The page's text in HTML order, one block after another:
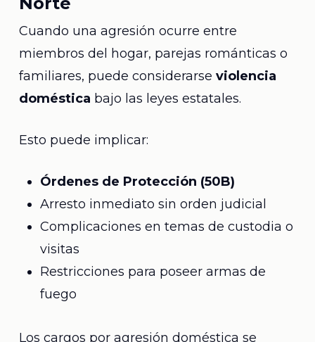
Cuando una agresión ocurre entre
miembros del hogar, parejas románticas o
familiares, puede considerarse violencia
doméstica bajo las leyes estatales.
Esto puede implicar:
Órdenes de Protección (50B)
Arresto inmediato sin orden judicial
Complicaciones en temas de custodia o
visitas
Restricciones para poseer armas de
fuego
Los cargos por agresión doméstica se